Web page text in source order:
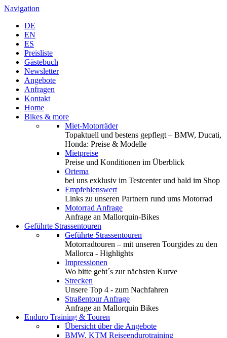
Navigation
DE
EN
ES
Preisliste
Gästebuch
Newsletter
Angebote
Anfragen
Kontakt
Home
Bikes & more
Miet-Motorräder
Topaktuell und bestens gepflegt – BMW, Ducati,
Honda: Preise & Modelle
Mietpreise
Preise und Konditionen im Überblick
Ortema
bei uns exklusiv im Testcenter und bald im Shop
Empfehlenswert
Links zu unseren Partnern rund ums Motorrad
Motorrad Anfrage
Anfrage an Mallorquin-Bikes
Geführte Strassentouren
Geführte Strassentouren
Motorradtouren – mit unseren Tourgides zu den
Mallorca - Highlights
Impressionen
Wo bitte geht´s zur nächsten Kurve
Strecken
Unsere Top 4 - zum Nachfahren
Straßentour Anfrage
Anfrage an Mallorquin Bikes
Enduro Training & Touren
Übersicht über die Angebote
BMW, KTM Reiseendurotraining